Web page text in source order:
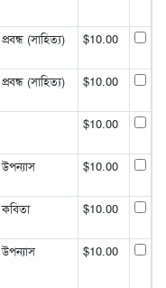
প্রবন্ধ (সাহিত্য) $10.00
প্রবন্ধ (সাহিত্য) $10.00
$10.00
উপন্যাস $10.00
কবিতা $10.00
উপন্যাস $10.00